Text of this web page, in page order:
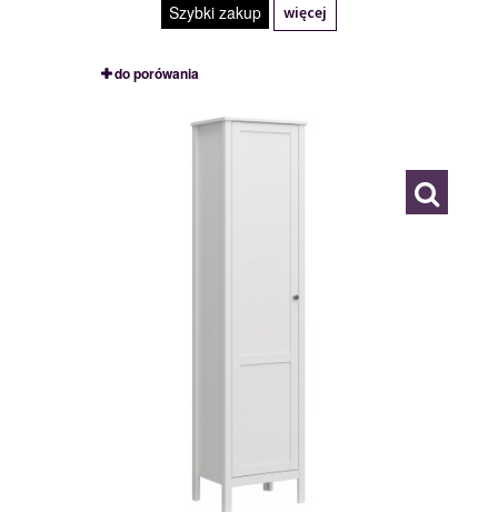
Szybki zakup więcej
do porówania
MSBP-095-REG_1D-011-01